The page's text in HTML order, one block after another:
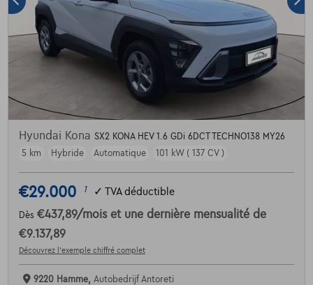
Hyundai Kona SX2 KONA HEV 1.6 GDi 6DCT TECHNO138 MY26
5 km
Hybride Automatique 101 kW ( 137 CV )
€29.000 1 ✓ TVA déductible
Dès €437,89/mois et une dernière mensualité de
€9.137,89
Découvrez l’exemple chiffré complet
9220 Hamme, Autobedrijf Antoreti